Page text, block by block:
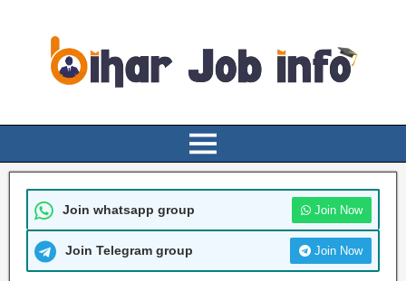
Join whatsapp group Join Now
Join Telegram group Join Now